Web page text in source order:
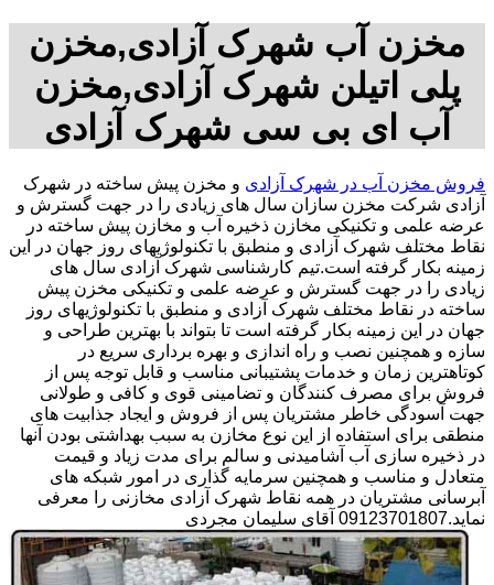
مخزن آب شهرک آزادی,مخزن
پلی اتیلن شهرک آزادی,مخزن
آب ای بی سی شهرک آزادی
فروش مخزن آب در شهرک آزادی و مخزن پیش ساخته در شهرک
آزادی شرکت مخزن سازان سال های زیادی را در جهت گسترش و
عرضه علمی و تکنیکی مخازن ذخیره آب و مخازن پیش ساخته در
نقاط مختلف شهرک آزادی و منطبق با تکنولوژیهای روز جهان در این
زمینه بکار گرفته است.تیم کارشناسی شهرک آزادی سال های
زیادی را در جهت گسترش و عرضه علمی و تکنیکی مخزن پیش
ساخته در نقاط مختلف شهرک آزادی و منطبق با تکنولوژیهای روز
جهان در این زمینه بکار گرفته است تا بتواند با بهترین طراحی و
سازه و همچنین نصب و راه اندازی و بهره برداری سریع در
کوتاهترین زمان و خدمات پشتیبانی مناسب و قابل توجه پس از
فروش برای مصرف کنندگان و تضامینی قوی و کافی و طولانی
جهت آسودگی خاطر مشتریان پس از فروش و ایجاد جذابیت های
منطقی برای استفاده از این نوع مخازن به سبب بهداشتی بودن آنها
در ذخیره سازی آب آشامیدنی و سالم برای مدت زیاد و قیمت
متعادل و مناسب و همچنین سرمایه گذاری در امور شبکه های
آبرسانی مشتریان در همه نقاط شهرک آزادی مخازنی را معرفی
نماید.09123701807 آقای سلیمان مجردی